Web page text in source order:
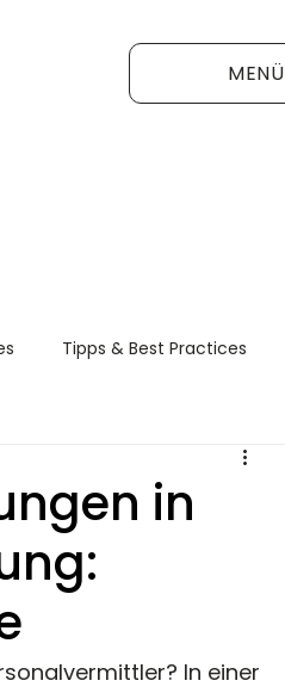
MENÜ
Tipps & Best Practices
in
In einer